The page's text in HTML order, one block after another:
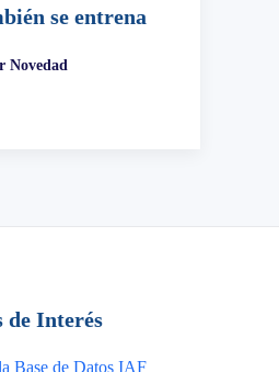
se entrena
Novedad
de Interés
Base de Datos IAF